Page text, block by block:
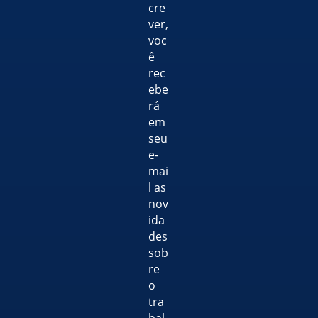
cre
ver,
voc
ê
rec
ebe
rá
em
seu
e-
mai
l as
nov
ida
des
sob
re
o
tra